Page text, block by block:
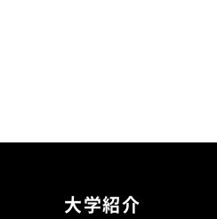
大学紹介